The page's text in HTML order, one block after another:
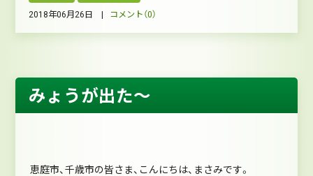
2018年06月26日 | コメント（0）
みょうが出た～
恵庭市、千歳市の皆さま、こんにちは、まさみです。